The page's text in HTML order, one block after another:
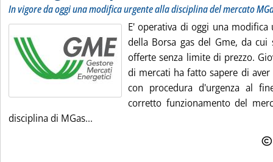
In vigore da oggi una modifica urgente alla disciplina del mercato
E' operativa di oggi una modifica
della Borsa gas del Gme, da
offerte senza limite di prezzo.
di mercati ha fatto sapere di
con procedura d'urgenza al
corretto funzionamento del
disciplina di MGas...